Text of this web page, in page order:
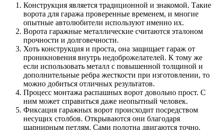
Конструкция является традиционной и знакомой. Такие
ворота для гаража проверенные временем, и многие
опытные автолюбители используют именно их.
Ворота гаражные металлические считаются эталоном
прочности и долговечности.
Хоть конструкция и проста, она защищает гараж от
проникновения внутрь недоброжелателей. К тому же
если использовать металл с повышенной толщиной и
дополнительные ребра жесткости при изготовлении, то
можно добиться отличных результатов.
Процесс монтажа распашных ворот довольно прост. С
ним может справиться даже неопытный человек.
Фиксация гаражных ворот происходит посредством
несущих столбов. Открываются они благодаря
шарнирным петлям. Сами полотна двигаются точно,